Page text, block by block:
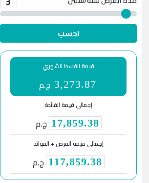
احسب
قيمة القسط الشهري
3,273.87 ج.م
إجمالي قيمة الفائدة
17,859.38 ج.م
إجمالي قيمة القرض + الفوائد
117,859.38 ج.م